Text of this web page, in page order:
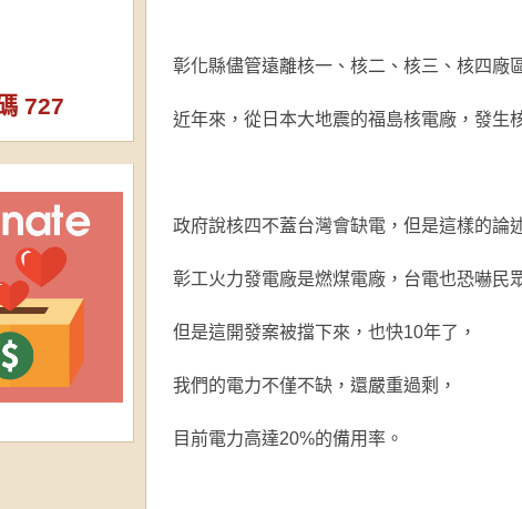
727
彰化縣儘管遠離核一、核二、核三、核四廠
近年來，從日本大地震的福島核電廠，發生
政府說核四不蓋台灣會缺電，但是這樣的論
彰工火力發電廠是燃煤電廠，台電也恐嚇民
但是這開發案被擋下來，也快10年了，
我們的電力不僅不缺，還嚴重過剩，
目前電力高達20%的備用率。